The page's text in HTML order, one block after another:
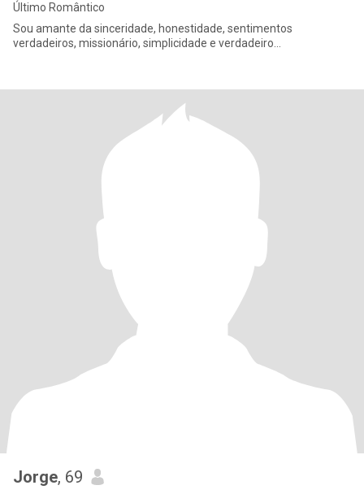
Último Romântico
Sou amante da sinceridade, honestidade, sentimentos
verdadeiros, missionário, simplicidade e verdadeiro...
Jorge, 69